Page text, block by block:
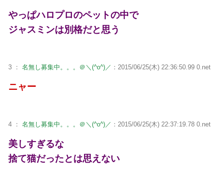
やっぱハロプロのペットの中で
ジャスミンは別格だと思う
3 ： 名無し募集中。。。＠＼(^o^)／ ：2015/06/25(木) 22:36:50.99 0.net
ニャー
4 ： 名無し募集中。。。＠＼(^o^)／ ：2015/06/25(木) 22:37:19.78 0.net
美しすぎるな
捨て猫だったとは思えない